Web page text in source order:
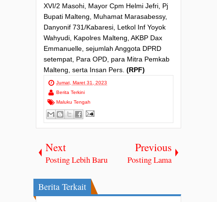
XVI/2 Masohi, Mayor Cpm Helmi Jefri, Pj
Bupati Malteng, Muhamat Marasabessy,
Danyonif 731/Kabaresi, Letkol Inf Yoyok
Wahyudi, Kapolres Malteng, AKBP Dax
Emmanuelle, sejumlah Anggota DPRD
setempat, Para OPD, para Mitra Pemkab
Malteng, serta Insan Pers. (RPF)
Jumat, Maret 31, 2023
Berita Terkini
Maluku Tengah
Next
Posting Lebih Baru
Previous
Posting Lama
Berita Terkait